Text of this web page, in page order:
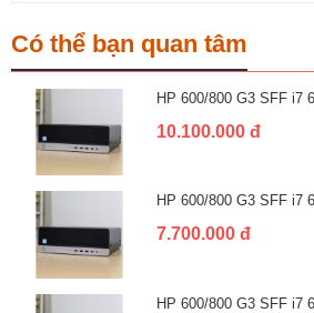
Có thể bạn quan tâm
HP 600/800 G3 SFF i7
10.100.000 đ
HP 600/800 G3 SFF i7
7.700.000 đ
HP 600/800 G3 SFF i7